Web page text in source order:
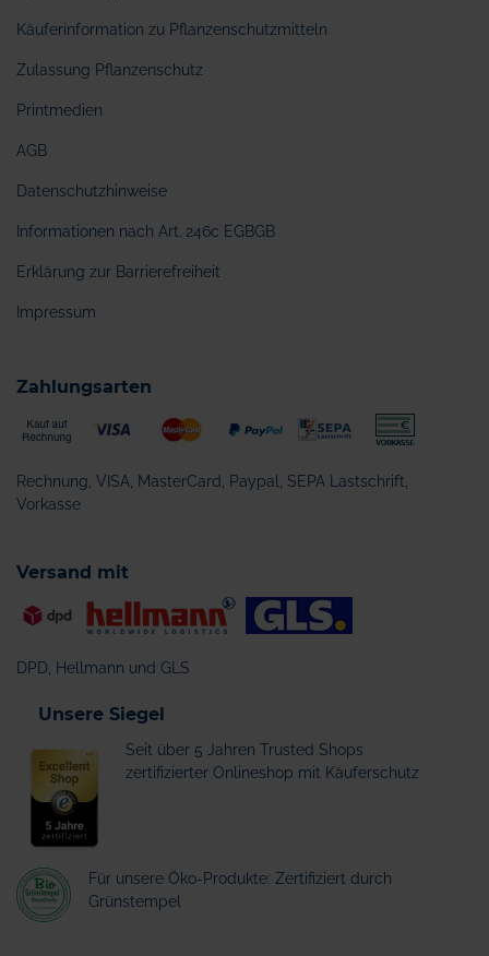
Käuferinformation zu Pflanzenschutzmitteln
Zulassung Pflanzenschutz
Printmedien
AGB
Datenschutzhinweise
Informationen nach Art. 246c EGBGB
Erklärung zur Barrierefreiheit
Impressum
Zahlungsarten
Rechnung, VISA, MasterCard, Paypal, SEPA Lastschrift,
Vorkasse
Versand mit
DPD, Hellmann und GLS
Unsere Siegel
Seit über 5 Jahren Trusted Shops
zertifizierter Onlineshop mit Käuferschutz
Für unsere Öko-Produkte: Zertifiziert durch
Grünstempel